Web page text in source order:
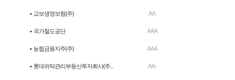
▪ 교보생명보험(주) AA
▪ 국가철도공단 AAA
▪ 농협금융지주(주) AAA
▪ 롯데위탁관리부동산투자회사(주... AA-